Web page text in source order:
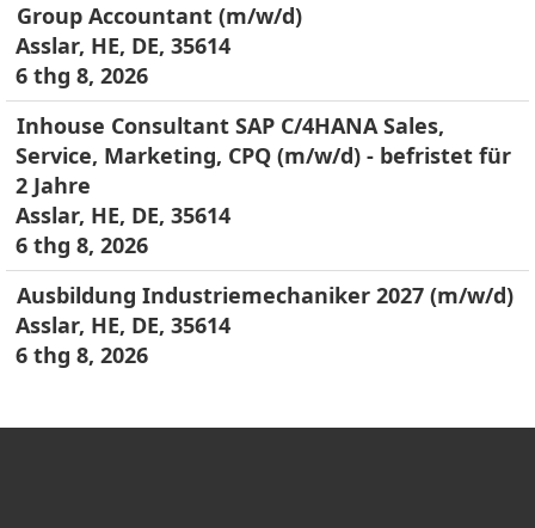
Group Accountant (m/w/d)
Asslar, HE, DE, 35614
6 thg 8, 2026
Inhouse Consultant SAP C/4HANA Sales,
Service, Marketing, CPQ (m/w/d) - befristet für
2 Jahre
Asslar, HE, DE, 35614
6 thg 8, 2026
Ausbildung Industriemechaniker 2027 (m/w/d)
Asslar, HE, DE, 35614
6 thg 8, 2026